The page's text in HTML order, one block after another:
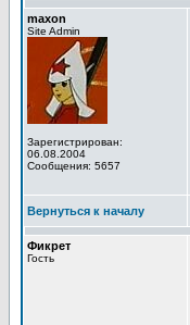
maxon
Site Admin
Зарегистрирован:
06.08.2004
Сообщения: 5657
Вернуться к началу
Фикрет
Гость